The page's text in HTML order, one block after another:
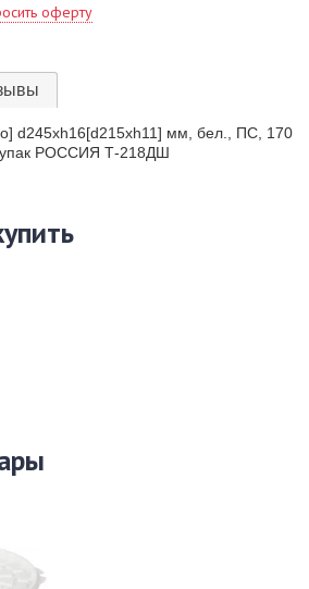
оферту
d245хh16[d215хh11] мм, бел., ПС, 170
упак РОССИЯ Т-218ДШ